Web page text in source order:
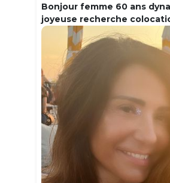
Bonjour femme 60 ans
joyeuse recherche